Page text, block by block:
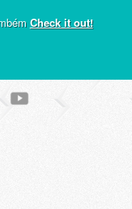
Check it out!